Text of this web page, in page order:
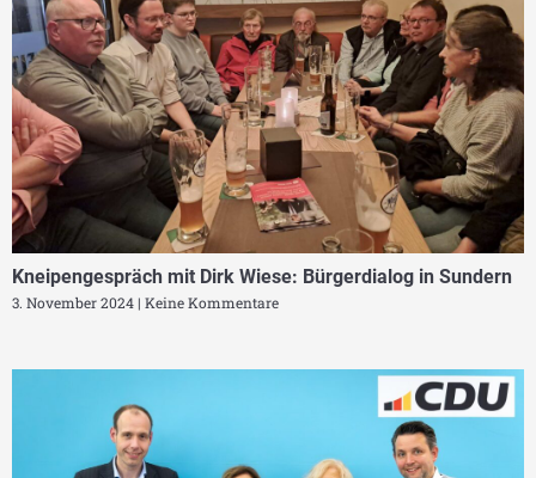
Kneipengespräch mit Dirk Wiese: Bürgerdialog in Sundern
3. November 2024 Keine Kommentare